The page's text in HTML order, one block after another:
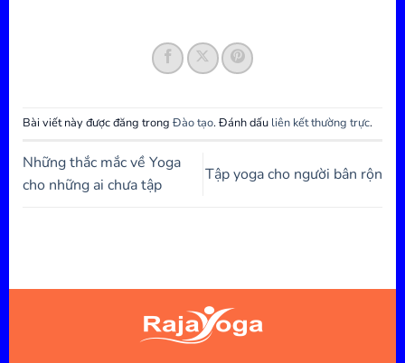
Bài viết này được đăng trong Đào tạo. Đánh dấu liên kết thường trực.
Những thắc mắc về Yoga
cho những ai chưa tập
Tập yoga cho người bân rộn